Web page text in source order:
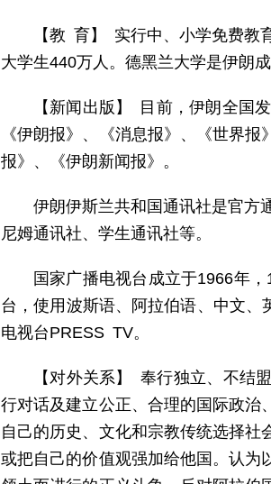
【教 育】 实行中、小学免费教
大学生440万人。德黑兰大学是伊朗
【新闻出版】 目前，伊朗全国
《伊朗报》、《消息报》、《世界
报》、《伊朗新闻报》。
伊朗伊斯兰共和国通讯社是官方
尼姆通讯社、学生通讯社等。
国家广播电视台成立于1966年
台，使用波斯语、阿拉伯语、中文
电视台PRESS TV。
【对外关系】 奉行独立、不结
行对话及建立公正、合理的国际政治
自己的历史、文化和宗教传统选择
或把自己的价值观强加给他国。认为